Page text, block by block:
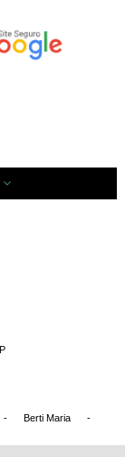
Berti Maria
-